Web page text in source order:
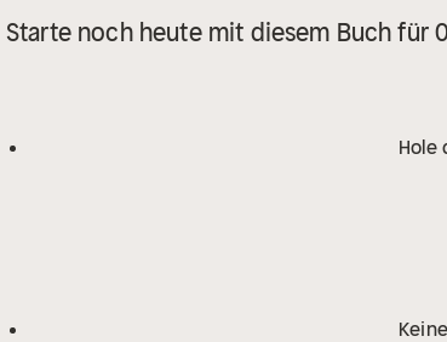
Starte noch heute mit diesem Buch für
Hole